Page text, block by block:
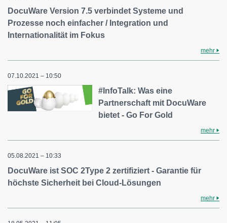
DocuWare Version 7.5 verbindet Systeme und
Prozesse noch einfacher / Integration und
Internationalität im Fokus
mehr
07.10.2021 – 10:50
#InfoTalk: Was eine
Partnerschaft mit DocuWare
bietet - Go For Gold
mehr
05.08.2021 – 10:33
DocuWare ist SOC 2Type 2 zertifiziert - Garantie für
höchste Sicherheit bei Cloud-Lösungen
mehr